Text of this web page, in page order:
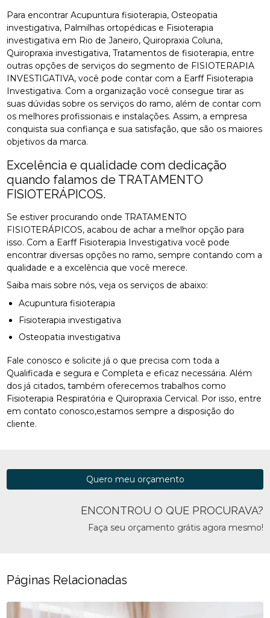
Para encontrar Acupuntura fisioterapia, Osteopatia
investigativa, Palmilhas ortopédicas e Fisioterapia
investigativa em Rio de Janeiro, Quiropraxia Coluna,
Quiropraxia investigativa, Tratamentos de fisioterapia, entre
outras opções de serviços do segmento de FISIOTERAPIA
INVESTIGATIVA, você pode contar com a Earff Fisioterapia
Investigativa. Com a organização você consegue tirar as
suas dúvidas sobre os serviços do ramo, além de contar com
os melhores profissionais e instalações. Assim, a empresa
conquista sua confiança e sua satisfação, que são os maiores
objetivos da marca.
Excelência e qualidade com dedicação
quando falamos de TRATAMENTO
FISIOTERÁPICOS.
Se estiver procurando onde TRATAMENTO
FISIOTERÁPICOS, acabou de achar a melhor opção para
isso. Com a Earff Fisioterapia Investigativa você pode
encontrar diversas opções no ramo, sempre contando com a
qualidade e a excelência que você merece.
Saiba mais sobre nós, veja os serviços de abaixo:
Acupuntura fisioterapia
Fisioterapia investigativa
Osteopatia investigativa
Fale conosco e solicite já o que precisa com toda a
Qualificada e segura e Completa e eficaz necessária. Além
dos já citados, também oferecemos trabalhos como
Fisioterapia Respiratória e Quiropraxia Cervical. Por isso, entre
em contato conosco,estamos sempre a disposição do
cliente.
ENCONTROU O QUE PROCURAVA?
Faça seu orçamento grátis agora mesmo!
Quero meu orçamento
Páginas Relacionadas